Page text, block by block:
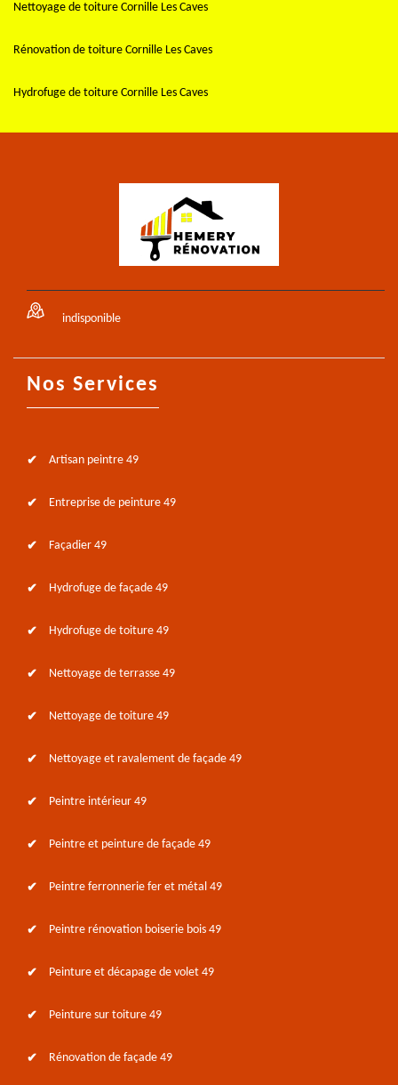
Nettoyage de toiture Cornille Les Caves
Rénovation de toiture Cornille Les Caves
Hydrofuge de toiture Cornille Les Caves
indisponible
Nos Services
Artisan peintre 49
Entreprise de peinture 49
Façadier 49
Hydrofuge de façade 49
Hydrofuge de toiture 49
Nettoyage de terrasse 49
Nettoyage de toiture 49
Nettoyage et ravalement de façade 49
Peintre intérieur 49
Peintre et peinture de façade 49
Peintre ferronnerie fer et métal 49
Peintre rénovation boiserie bois 49
Peinture et décapage de volet 49
Peinture sur toiture 49
Rénovation de façade 49